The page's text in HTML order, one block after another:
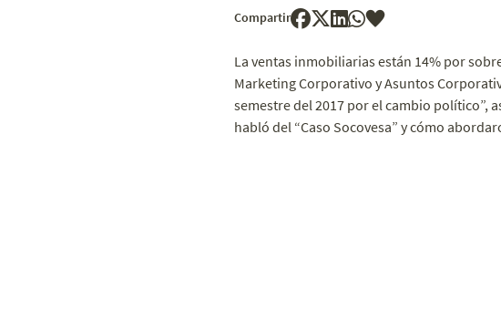
Compartir
La ventas inmobiliarias están 14% por
Marketing Corporativo y Asuntos
semestre del 2017 por el cambio político”,
habló del “Caso Socovesa” y cómo